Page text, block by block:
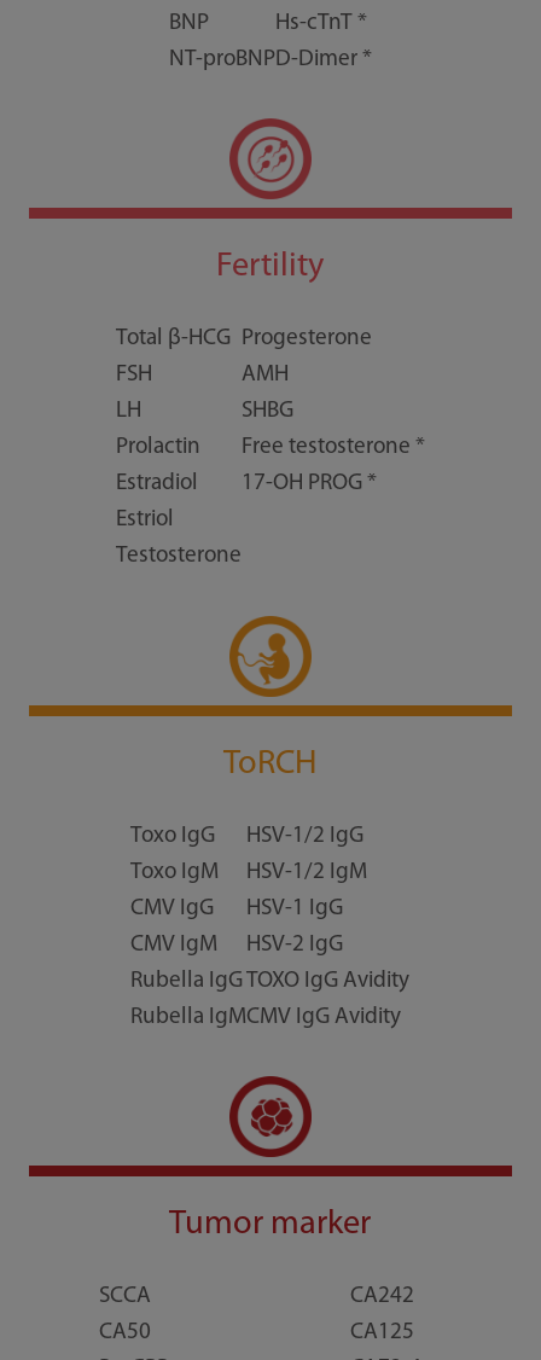
BNP
NT-proBNP
Hs-cTnT *
D-Dimer *
Fertility
Total β-HCG
FSH
LH
Prolactin
Estradiol
Estriol
Testosterone
Progesterone
AMH
SHBG
Free testosterone *
17-OH PROG *
ToRCH
Toxo IgG
Toxo IgM
CMV IgG
CMV IgM
Rubella IgG
Rubella IgM
HSV-1/2 IgG
HSV-1/2 IgM
HSV-1 IgG
HSV-2 IgG
TOXO IgG Avidity
CMV IgG Avidity
Tumor marker
SCCA
CA50
CA242
CA125